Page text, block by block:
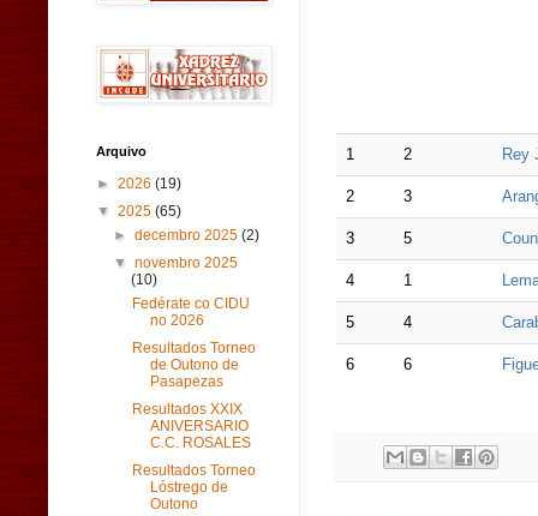
1 2 Rey
2 3
3 5
4 1
5 4
6 6
Arquivo
► 2026 (19)
▼ 2025 (65)
►decembro 2025(2)
▼novembro 2025
(10)
Fedérate co CIDU
no 2026
Resultados Torneo
de Outono de
Pasapezas
Resultados XXIX
ANIVERSARIO
C.C. ROSALES
Resultados Torneo
Lóstrego de
Outono